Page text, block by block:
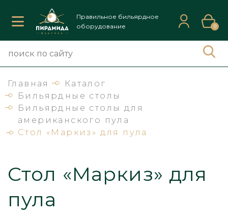
Правильное бильярдное
оборудование
0
Главная
Каталог
Бильярдные столы
Бильярдные столы для
американского пула
Стол «Маркиз» для пула
Стол «Маркиз» для
пула